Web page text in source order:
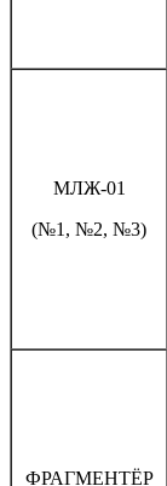
МЛЖ-01
(№1, №2, №3)
ФРАГМЕНТЁР